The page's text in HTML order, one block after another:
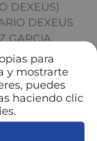
para
y mostrarte
puedes
haciendo clic
DEXEUS)
DEXEUS
GARCIA
DEXEUS)
DEXEUS)